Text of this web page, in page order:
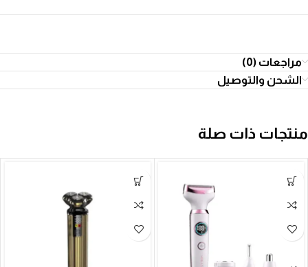
مراجعات (0)
الشحن والتوصيل
منتجات ذات صلة